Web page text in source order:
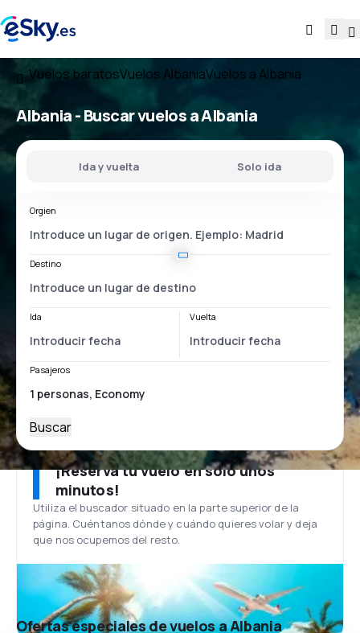
Vuelos baratosVuelos AlbaniaVuelos a Albania
Albania - Buscar vuelos a Albania
Ida y vuelta Solo ida
Orgien
Destino
Ida Vuelta
Pasajeros
Buscar
¡Reserva tu vuelo en solo unos
minutos!
Utiliza el buscador situado en la parte superior de la
página. Cuéntanos dónde y cuándo quieres volar y deja
que nos ocupemos del resto.
Ofertas especiales de vuelos a Albania